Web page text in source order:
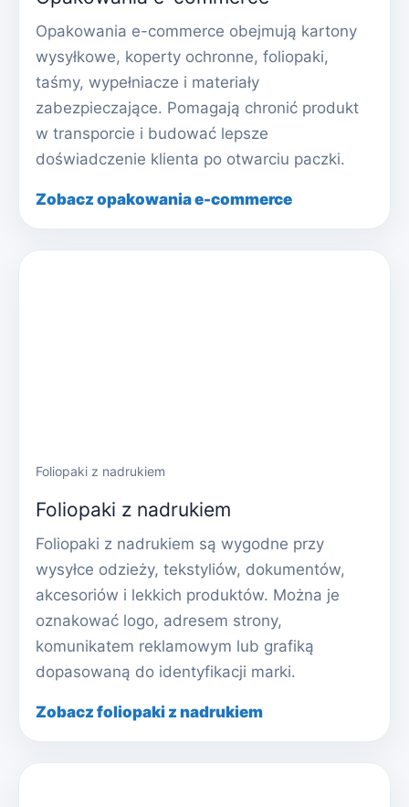
Opakowania e-commerce obejmują kartony
wysyłkowe, koperty ochronne, foliopaki,
taśmy, wypełniacze i materiały
zabezpieczające. Pomagają chronić produkt
w transporcie i budować lepsze
doświadczenie klienta po otwarciu paczki.
Zobacz opakowania e-commerce
Foliopaki z nadrukiem
Foliopaki z nadrukiem
Foliopaki z nadrukiem są wygodne przy
wysyłce odzieży, tekstyliów, dokumentów,
akcesoriów i lekkich produktów. Można je
oznakować logo, adresem strony,
komunikatem reklamowym lub grafiką
dopasowaną do identyfikacji marki.
Zobacz foliopaki z nadrukiem